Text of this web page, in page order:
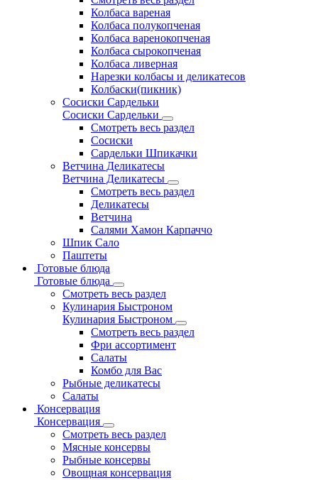
Колбаса вареная
Колбаса полукопченая
Колбаса варенокопченая
Колбаса сырокопченая
Колбаса ливерная
Нарезки колбасы и деликатесов
Колбаски(пикник)
Сосиски Сардельки
Сосиски Сардельки
Смотреть весь раздел
Сосиски
Сардельки Шпикачки
Ветчина Деликатесы
Ветчина Деликатесы
Смотреть весь раздел
Деликатесы
Ветчина
Салями Хамон Карпаччо
Шпик Сало
Паштеты
Готовые блюда
Готовые блюда
Смотреть весь раздел
Кулинария Быстроном
Кулинария Быстроном
Смотреть весь раздел
Фри ассортимент
Салаты
Комбо для Вас
Рыбные деликатесы
Салаты
Консервация
Консервация
Смотреть весь раздел
Мясные консервы
Рыбные консервы
Овощная консервация